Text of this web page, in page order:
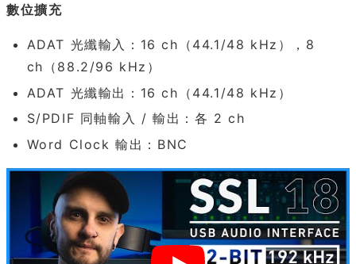
數位擴充
ADAT 光纖輸入：16 ch（44.1/48 kHz），8
ch（88.2/96 kHz）
ADAT 光纖輸出：16 ch（44.1/48 kHz）
S/PDIF 同軸輸入 / 輸出：各 2 ch
Word Clock 輸出：BNC